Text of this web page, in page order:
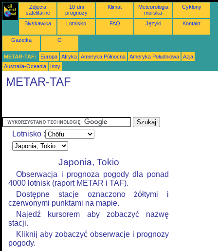
Zdjęcia
satelitarne
10-dni
prognozy
Klimat
Meteorologia
morska
Cyklony
Błyskawica Lotnisko FAQ Języki Kontakt
Gazetka O
METAR-TAF: Europa Afryka Ameryka Północna Ameryka Południowa
Azja
Australia-Oceania
Inny
METAR-TAF
Lotnisko :
Japonia, Tokio
Obserwacja i prognoza pogody dla ponad
4000 lotnisk (raport METAR i TAF).
Dostępne stacje oznaczono żółtymi i
czerwonymi punktami na mapie.
Najedź kursorem aby zobaczyć nazwę
stacji.
Kliknij aby zobaczyć obserwacje i prognozy
pogody.